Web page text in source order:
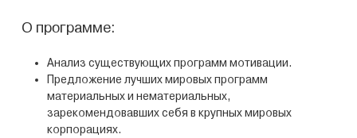
О программе:
Анализ существующих программ мотивации.
Предложение лучших мировых программ
материальных и нематериальных,
зарекомендовавших себя в крупных мировых
корпорациях.